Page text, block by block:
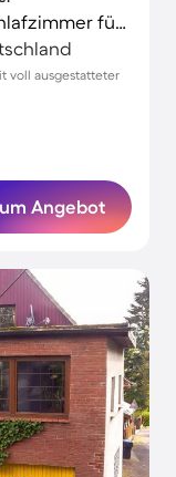
Charmantes Apartment mit 1 Schlafzimmer für 2 Personen
voll ausgestatteter
Angebot